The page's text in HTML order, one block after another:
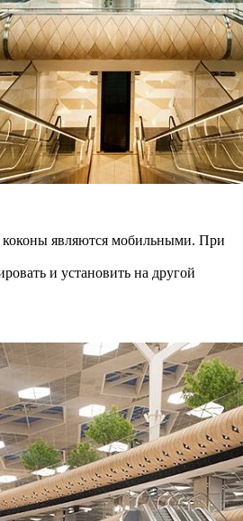
являются мобильными. При
и установить на другой